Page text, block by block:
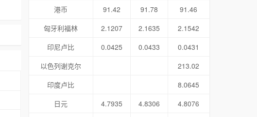
港币
91.42 91.78
91.46
匈牙利福林
2.1207 2.1635
2.1542
印尼卢比
0.0425 0.0433
0.0431
以色列谢克尔
213.02
印度卢比
8.0645
日元
4.7935 4.8306
4.8076